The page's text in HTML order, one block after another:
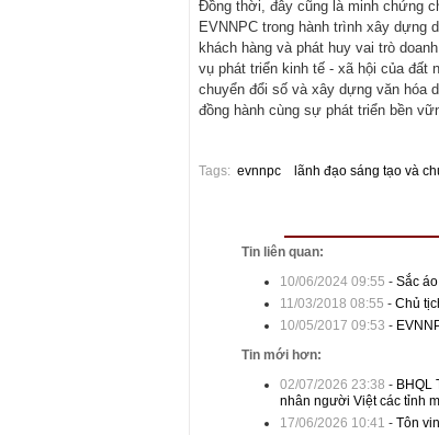
Đồng thời, đây cũng là minh chứng
EVNNPC trong hành trình xây dựng
khách hàng và phát huy vai trò
vụ phát triển kinh tế - xã hội của đất
chuyển đổi số và xây dựng văn hóa
đồng hành cùng sự phát triển bền
Tags: evnnpc lãnh đạo sáng tạo và
Tin liên quan:
10/06/2024 09:55 - Sắc
11/03/2018 08:55 - Chủ
10/05/2017 09:53 -
Tin mới hơn:
02/07/2026 23:38 - BHQL
nhân người Việt các tỉnh
17/06/2026 10:41 - Tôn